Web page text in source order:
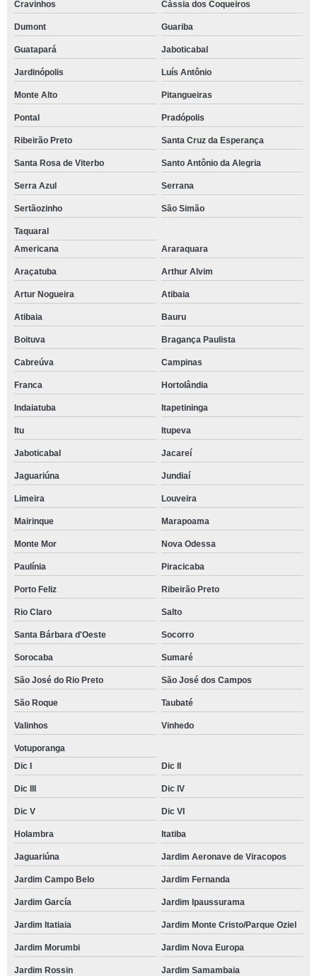
Cravinhos Cássia dos Coqueiros
Dumont Guariba
Guatapará Jaboticabal
Jardinópolis Luís Antônio
Monte Alto Pitangueiras
Pontal Pradópolis
Ribeirão Preto Santa Cruz da Esperança
Santa Rosa de Viterbo Santo Antônio da Alegria
Serra Azul Serrana
Sertãozinho São Simão
Taquaral
Americana
Araraquara
Araçatuba Arthur Alvim
Artur Nogueira Atibaia
Atibaia Bauru
Boituva Bragança Paulista
Cabreúva Campinas
Franca Hortolândia
Indaiatuba Itapetininga
Itu Itupeva
Jaboticabal Jacareí
Jaguariúna Jundiaí
Limeira Louveira
Mairinque Marapoama
Monte Mor Nova Odessa
Paulínia Piracicaba
Porto Feliz Ribeirão Preto
Rio Claro Salto
Santa Bárbara d'Oeste Socorro
Sorocaba Sumaré
São José do Rio Preto São José dos Campos
São Roque Taubaté
Valinhos Vinhedo
Votuporanga
Dic I
Dic II
Dic III Dic IV
Dic V Dic VI
Holambra Itatiba
Jaguariúna Jardim Aeronave de Viracopos
Jardim Campo Belo Jardim Fernanda
Jardim García Jardim Ipaussurama
Jardim Itatiaia Jardim Monte Cristo/Parque Oziel
Jardim Morumbi Jardim Nova Europa
Jardim Rossin Jardim Samambaia